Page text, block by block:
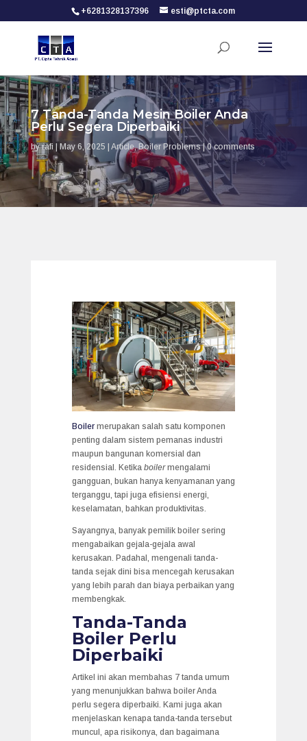
+6281328137396 esti@ptcta.com
7 Tanda-Tanda Mesin Boiler Anda
Perlu Segera Diperbaiki
byrafi May 6, 2025 Article,Boiler Problems|0 comments
Boilermerupakan salah satu komponen
penting dalam sistem pemanas industri
maupun bangunan komersial dan
residensial. Ketika boilermengalami
gangguan, bukan hanya kenyamanan yang
terganggu, tapi juga efisiensi energi,
keselamatan, bahkan produktivitas.
Sayangnya, banyak pemilik boiler sering
mengabaikan gejala-gejala awal
kerusakan. Padahal, mengenali tanda-
tanda sejak dini bisa mencegah kerusakan
yang lebih parah dan biaya perbaikan yang
membengkak.
Tanda-Tanda
Boiler Perlu
Diperbaiki
Artikel ini akan membahas 7 tanda umum
yang menunjukkan bahwa boiler Anda
perlu segera diperbaiki. Kami juga akan
menjelaskan kenapa tanda-tanda tersebut
muncul, apa risikonya, dan bagaimana